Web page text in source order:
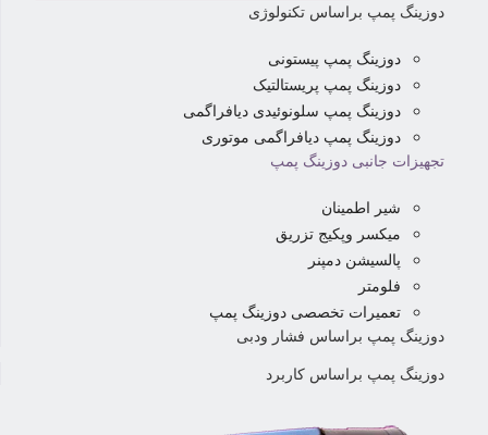
دوزینگ پمپ براساس تکنولوژی
دوزینگ پمپ پیستونی
دوزینگ پمپ پریستالتیک
دوزینگ پمپ سلونوئیدی دیافراگمی
دوزینگ پمپ دیافراگمی موتوری
تجهیزات جانبی دوزینگ پمپ
شیر اطمینان
میکسر وپکیج تزریق
پالسیشن دمپنر
فلومتر
تعمیرات تخصصی دوزینگ پمپ
دوزینگ پمپ براساس فشار ودبی
دوزینگ پمپ براساس کاربرد